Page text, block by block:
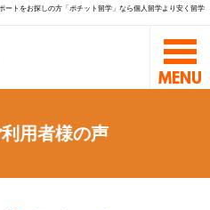
ートをお探しの方「ポチット留学」なら個人留学より安く留学
用者様の声